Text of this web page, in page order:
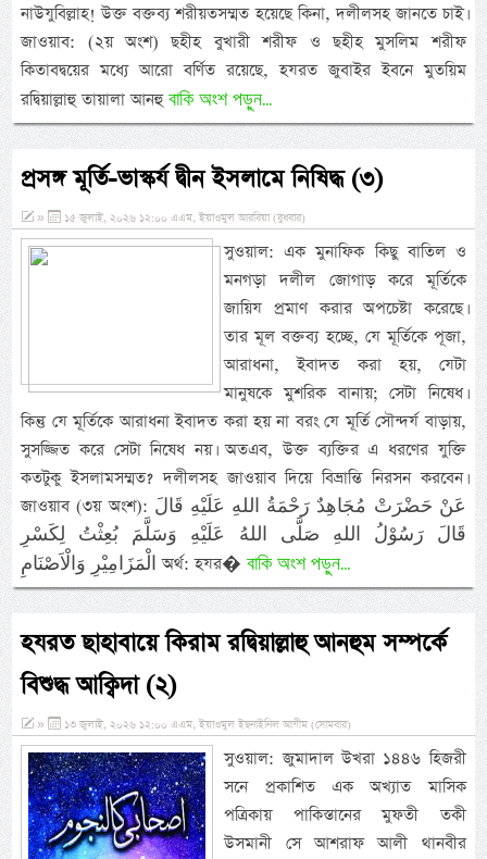
নাউযুবিল্লাহ! উক্ত বক্তব্য শরীয়তসম্মত হয়েছে কিনা, দলীলসহ জানতে চাই।
জাওয়াব: (২য় অংশ) ছহীহ বুখারী শরীফ ও ছহীহ মুসলিম শরীফ
কিতাবদ্বয়ের মধ্যে আরো বর্ণিত রয়েছে, হযরত জুবাইর ইবনে মুতয়িম
রদ্বিয়াল্লাহু তায়ালা আনহুবাকি অংশ পড়ুন...
প্রসঙ্গ মূর্তি-ভাস্কর্য দ্বীন ইসলামে নিষিদ্ধ (৩)
» ১৫ জুলাই, ২০২৬ ১২:০০ এএম, ইয়াওমুল আরবিয়া (বুধবার)
সুওয়াল: এক মুনাফিক কিছু বাতিল ও
মনগড়া দলীল জোগাড় করে মূর্তিকে
জায়িয প্রমাণ করার অপচেষ্টা করেছে।
তার মূল বক্তব্য হচ্ছে, যে মূর্তিকে পূজা,
আরাধনা, ইবাদত করা হয়, যেটা
মানুষকে মুশরিক বানায়; সেটা নিষেধ।
কিন্তু যে মূর্তিকে আরাধনা ইবাদত করা হয় না বরং যে মূর্তি সৌন্দর্য বাড়ায়,
সুসজ্জিত করে সেটা নিষেধ নয়। অতএব, উক্ত ব্যক্তির এ ধরণের যুক্তি
কতটুকু ইসলামসম্মত? দলীলসহ জাওয়াব দিয়ে বিভ্রান্তি নিরসন করবেন।
জাওয়াব (৩য় অংশ): عَنْ حَضْرَتْ مُجَاهِدٌ رَحْمَةُ اللهِ عَلَيْهِ قَالَ
قَالَ رَسُوْلُ اللهِ صَلَّى اللهُ عَلَيْهِ وَسَلَّمَ بُعِثْتُ لِكَسْرِ
الْمَزَامِيْرِ وَالْاَصْنَامِ অর্থ: হযর�বাকি অংশ পড়ুন...
হযরত ছাহাবায়ে কিরাম রদ্বিয়াল্লাহু আনহুম সম্পর্কে
বিশুদ্ধ আক্বিদা (২)
» ১৩ জুলাই, ২০২৬ ১২:০০ এএম, ইয়াওমুল ইছনাইনিল আযীম (সোমবার)
সুওয়াল: জুমাদাল উখরা ১৪৪৬ হিজরী
সনে প্রকাশিত এক অখ্যাত মাসিক
পত্রিকায় পাকিস্তানের মুফতী তকী
উসমানী সে আশরাফ আলী থানবীর